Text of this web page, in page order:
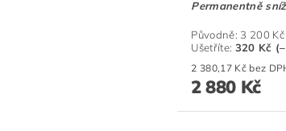
Permanentně
Původně: 3 200 Kč
Ušetříte: 320 Kč
2 380,17 Kč bez
2 880 Kč